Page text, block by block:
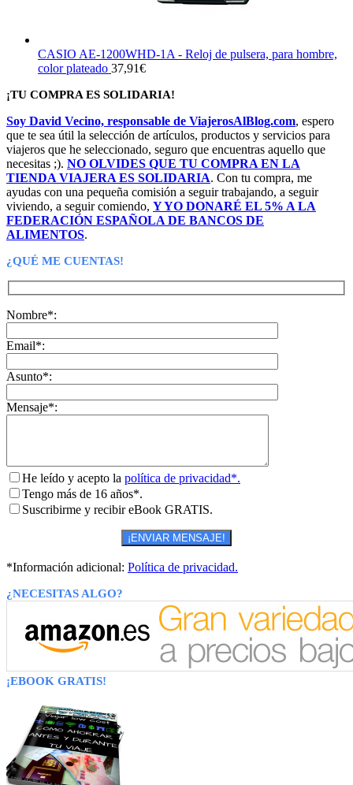
CASIO AE-1200WHD-1A - Reloj de pulsera, para hombre,
color plateado 37,91€
¡TU COMPRA ES SOLIDARIA!
Soy David Vecino, responsable de ViajerosAlBlog.com, espero
que te sea útil la selección de artículos, productos y servicios para
viajeros que he seleccionado, seguro que encuentras aquello que
necesitas ;). NO OLVIDES QUE TU COMPRA EN LA
TIENDA VIAJERA ES SOLIDARIA. Con tu compra, me
ayudas con una pequeña comisión a seguir trabajando, a seguir
viviendo, a seguir comiendo, Y YO DONARÉ EL 5% A LA
FEDERACIÓN ESPAÑOLA DE BANCOS DE
ALIMENTOS.
¿QUÉ ME CUENTAS!
Nombre*:
Email*:
Asunto*:
Mensaje*:
He leído y acepto la política de privacidad*.
Tengo más de 16 años*.
Suscribirme y recibir eBook GRATIS.
*Información adicional: Política de privacidad.
¿NECESITAS ALGO?
¡EBOOK GRATIS!